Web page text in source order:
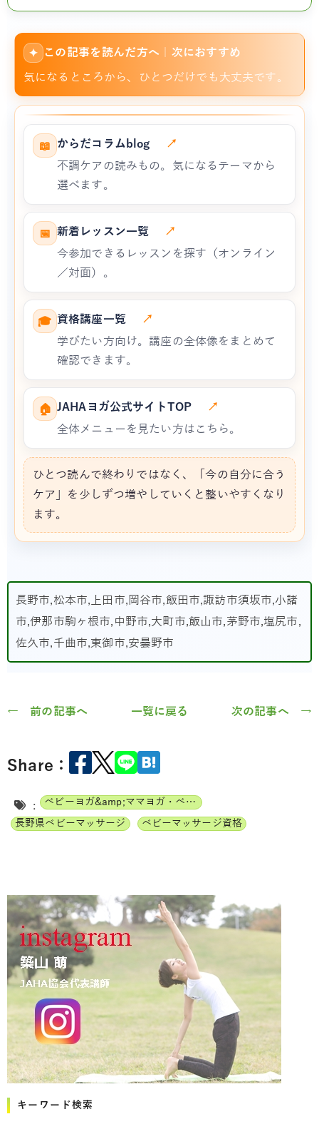
✦ この記事を読んだ方へ｜次におすすめ
気になるところから、ひとつだけでも大丈夫です。
📖 からだコラムblog
↗
不調ケアの読みもの。気になるテーマから
選べます。
📅 新着レッスン一覧
↗
今参加できるレッスンを探す（オンライン
／対面）。
🎓 資格講座一覧
↗
学びたい方向け。講座の全体像をまとめて
確認できます。
🏠 JAHAヨガ公式サイトTOP
↗
全体メニューを見たい方はこちら。
ひとつ読んで終わりではなく、「今の自分に合う
ケア」を少しずつ増やしていくと整いやすくなり
ます。
長野市,松本市,上田市,岡谷市,飯田市,諏訪市須坂市,小諸
市,伊那市駒ヶ根市,中野市,大町市,飯山市,茅野市,塩尻市,
佐久市,千曲市,東御市,安曇野市
← 前の記事へ 一覧に戻る 次の記事へ →
Share：
:
ベビーヨガ&amp;ママヨガ・ベビーチャクラマッサージ通信講座
長野県ベビーマッサージ
ベビーマッサージ資格
キーワード検索